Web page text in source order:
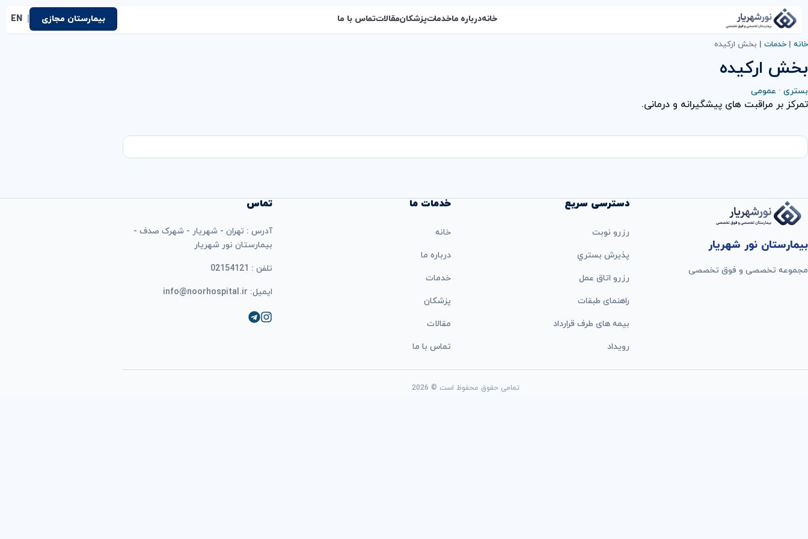
خانهدرباره ماخدماتپزشکانمقالاتتماس با ما بیمارستان مجازی EN
خانه | خدمات | بخش ارکیده
بخش ارکیده
بستری · عمومی
تمرکز بر مراقبت های پیشگیرانه و درمانی.
بیمارستان نور شهریار
مجموعه تخصصی و فوق تخصصی
دسترسی سریع
رزرو نوبت
پذيرش بستري
رزرو اتاق عمل
راهنمای طبقات
بيمه های طرف قرارداد
رویداد
خدمات ما
خانه
درباره ما
خدمات
پزشکان
مقالات
تماس با ما
تماس
آدرس : تهران - شهریار - شهرک صدف -
بیمارستان نور شهریار
تلفن : 02154121
ایمیل: info@noorhospital.ir
تمامی حقوق محفوظ است © 2026